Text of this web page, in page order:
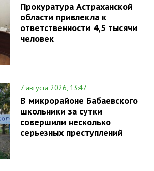
Прокуратура Астраханской
области привлекла к
ответственности 4,5 тысячи
человек
7 августа 2026, 13:47
В микрорайоне Бабаевского
школьники за сутки
совершили несколько
серьезных преступлений